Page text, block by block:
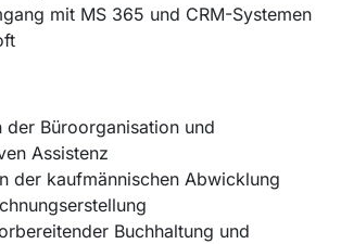
mit MS 365 und CRM-Systemen
der Büroorganisation und
Assistenz
der kaufmännischen Abwicklung
Buchhaltung und